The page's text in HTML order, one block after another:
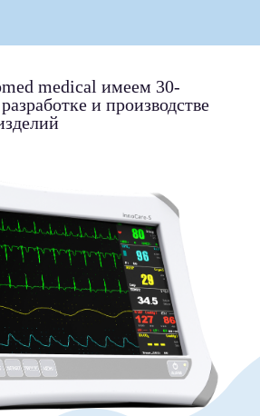
содержанию
medical имеем 30-
и производстве